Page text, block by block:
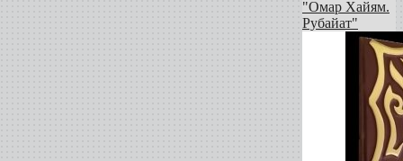
"Омар Хайям.
Рубайат"